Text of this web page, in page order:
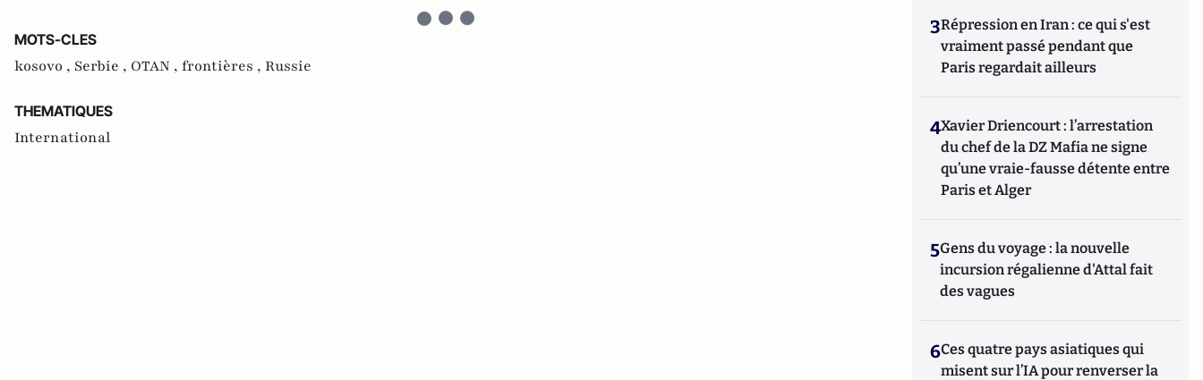
MOTS-CLES
kosovo , Serbie , OTAN , frontières , Russie
THEMATIQUES
International
3Répression en Iran : ce qui s'est
vraiment passé pendant que
Paris regardait ailleurs
4Xavier Driencourt : l’arrestation
du chef de la DZ Mafia ne signe
qu’une vraie-fausse détente entre
Paris et Alger
5Gens du voyage : la nouvelle
incursion régalienne d'Attal fait
des vagues
6Ces quatre pays asiatiques qui
misent sur l’IA pour renverser la